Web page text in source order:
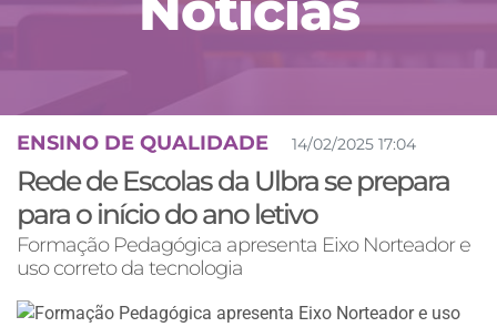
ENSINO DE QUALIDADE 14/02/2025 17:04
Rede de Escolas da Ulbra se prepara
para o início do ano letivo
Formação Pedagógica apresenta Eixo Norteador e
uso correto da tecnologia